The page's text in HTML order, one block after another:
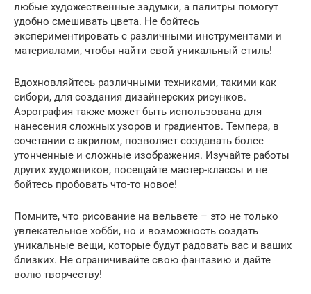
любые художественные задумки, а палитры помогут
удобно смешивать цвета. Не бойтесь
экспериментировать с различными инструментами и
материалами, чтобы найти свой уникальный стиль!
Вдохновляйтесь различными техниками, такими как
сибори, для создания дизайнерских рисунков.
Аэрография также может быть использована для
нанесения сложных узоров и градиентов. Темпера, в
сочетании с акрилом, позволяет создавать более
утонченные и сложные изображения. Изучайте работы
других художников, посещайте мастер-классы и не
бойтесь пробовать что-то новое!
Помните, что рисование на вельвете – это не только
увлекательное хобби, но и возможность создать
уникальные вещи, которые будут радовать вас и ваших
близких. Не ограничивайте свою фантазию и дайте
волю творчеству!